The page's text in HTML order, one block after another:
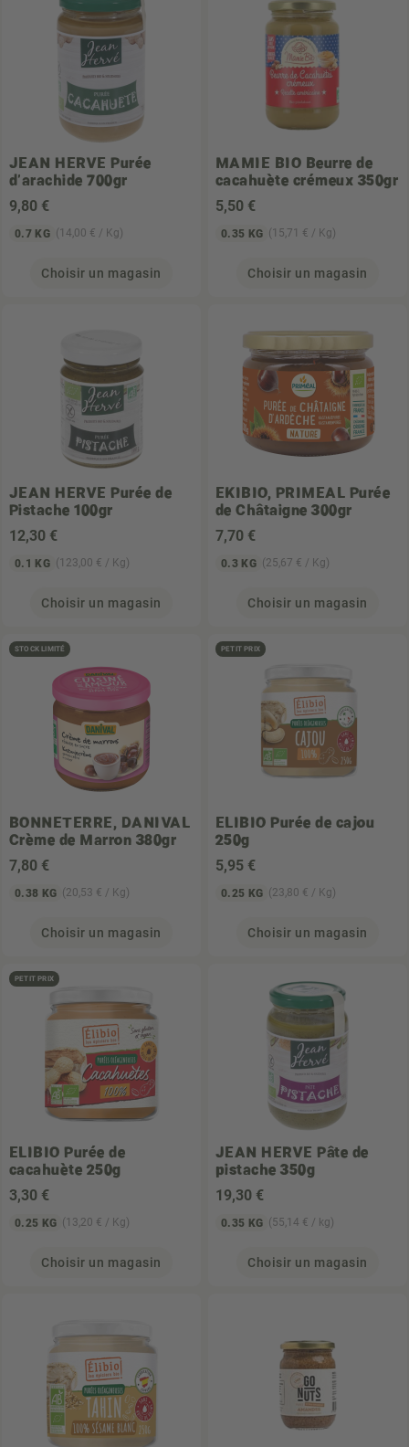
JEAN HERVE Purée
d'arachide 700gr
9,80 €
0.7 KG (14,00 € / Kg)
Choisir un magasin
MAMIE BIO Beurre de
cacahuète crémeux 350gr
5,50 €
0.35 KG (15,71 € / Kg)
Choisir un magasin
JEAN HERVE Purée de
Pistache 100gr
12,30 €
0.1 KG (123,00 € / Kg)
Choisir un magasin
EKIBIO, PRIMEAL Purée
de Châtaigne 300gr
7,70 €
0.3 KG (25,67 € / Kg)
Choisir un magasin
STOCK LIMITÉ
BONNETERRE, DANIVAL
Crème de Marron 380gr
7,80 €
0.38 KG (20,53 € / Kg)
Choisir un magasin
PETIT PRIX
ELIBIO Purée de cajou
250g
5,95 €
0.25 KG (23,80 € / Kg)
Choisir un magasin
PETIT PRIX
ELIBIO Purée de
cacahuète 250g
3,30 €
0.25 KG (13,20 € / Kg)
Choisir un magasin
JEAN HERVE Pâte de
pistache 350g
19,30 €
0.35 KG (55,14 € / kg)
Choisir un magasin